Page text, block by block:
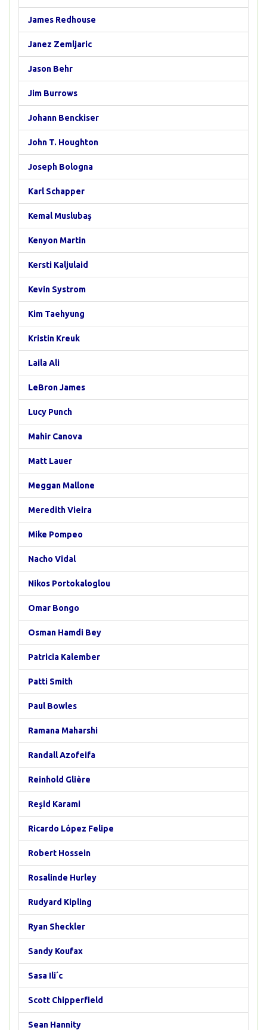
James Redhouse
Janez Zemljaric
Jason Behr
Jim Burrows
Johann Benckiser
John T. Houghton
Joseph Bologna
Karl Schapper
Kemal Muslubaş
Kenyon Martin
Kersti Kaljulaid
Kevin Systrom
Kim Taehyung
Kristin Kreuk
Laila Ali
LeBron James
Lucy Punch
Mahir Canova
Matt Lauer
Meggan Mallone
Meredith Vieira
Mike Pompeo
Nacho Vidal
Nikos Portokaloglou
Omar Bongo
Osman Hamdi Bey
Patricia Kalember
Patti Smith
Paul Bowles
Ramana Maharshi
Randall Azofeifa
Reinhold Glière
Reşid Karami
Ricardo López Felipe
Robert Hossein
Rosalinde Hurley
Rudyard Kipling
Ryan Sheckler
Sandy Koufax
Sasa Ili´c
Scott Chipperfield
Sean Hannity